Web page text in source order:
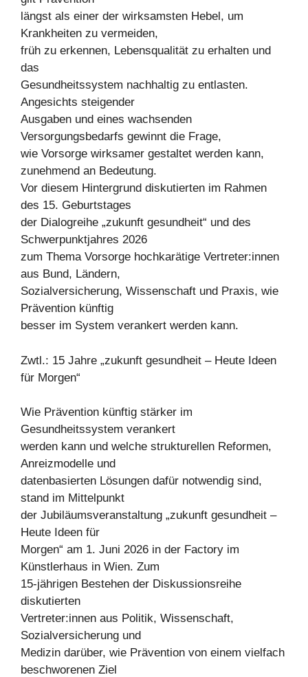
längst als einer der wirksamsten Hebel, um
Krankheiten zu vermeiden,
früh zu erkennen, Lebensqualität zu erhalten und
das
Gesundheitssystem nachhaltig zu entlasten.
Angesichts steigender
Ausgaben und eines wachsenden
Versorgungsbedarfs gewinnt die Frage,
wie Vorsorge wirksamer gestaltet werden kann,
zunehmend an Bedeutung.
Vor diesem Hintergrund diskutierten im Rahmen
des 15. Geburtstages
der Dialogreihe „zukunft gesundheit“ und des
Schwerpunktjahres 2026
zum Thema Vorsorge hochkarätige Vertreter:innen
aus Bund, Ländern,
Sozialversicherung, Wissenschaft und Praxis, wie
Prävention künftig
besser im System verankert werden kann.
Zwtl.: 15 Jahre „zukunft gesundheit – Heute Ideen
für Morgen“
Wie Prävention künftig stärker im
Gesundheitssystem verankert
werden kann und welche strukturellen Reformen,
Anreizmodelle und
datenbasierten Lösungen dafür notwendig sind,
stand im Mittelpunkt
der Jubiläumsveranstaltung „zukunft gesundheit –
Heute Ideen für
Morgen“ am 1. Juni 2026 in der Factory im
Künstlerhaus in Wien. Zum
15-jährigen Bestehen der Diskussionsreihe
diskutierten
Vertreter:innen aus Politik, Wissenschaft,
Sozialversicherung und
Medizin darüber, wie Prävention von einem vielfach
beschworenen Ziel